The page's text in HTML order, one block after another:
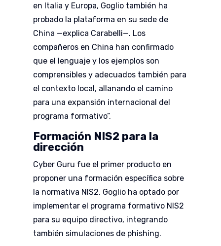
en Italia y Europa, Goglio también ha
probado la plataforma en su sede de
China —explica Carabelli—. Los
compañeros en China han confirmado
que el lenguaje y los ejemplos son
comprensibles y adecuados también para
el contexto local, allanando el camino
para una expansión internacional del
programa formativo”.
Formación NIS2 para la
dirección
Cyber Guru fue el primer producto en
proponer una formación específica sobre
la normativa NIS2. Goglio ha optado por
implementar el programa formativo NIS2
para su equipo directivo, integrando
también simulaciones de phishing.